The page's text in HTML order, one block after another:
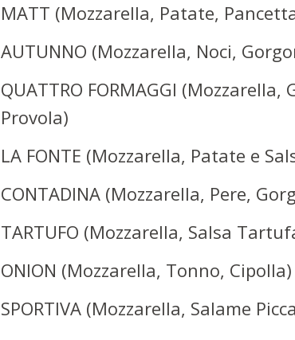
MATT (Mozzarella, Patate,
AUTUNNO (Mozzarella, Noci,
QUATTRO FORMAGGI
Provola)
LA FONTE (Mozzarella, Patate e
CONTADINA (Mozzarella, Pere,
TARTUFO (Mozzarella, Salsa
ONION (Mozzarella, Tonno, Cipolla)
SPORTIVA (Mozzarella, Salame